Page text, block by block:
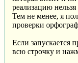
реализацию
Тем не менее, я
проверки
Если запускается
всю строчку и